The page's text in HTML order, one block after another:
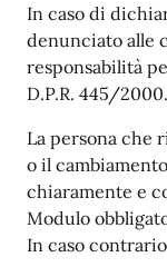
In caso di
denunciato alle
responsabilità
D.P.R. 445/2000.
La persona che
o il
chiaramente e
Modulo
In caso